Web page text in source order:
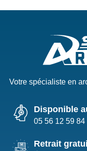
Votre spécialiste en
Disponible
05 56 12 59 84
Retrait